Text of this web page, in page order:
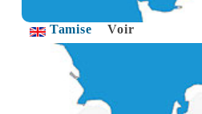
Tamise Voir